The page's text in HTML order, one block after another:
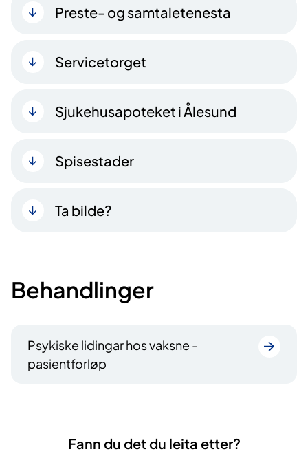
Preste- og samtaletenesta
Servicetorget
Sjukehusapoteket i Ålesund
Spisestader
Ta bilde?
Behandlinger
Psykiske lidingar hos vaksne -
pasientforløp
Fann du det du leita etter?